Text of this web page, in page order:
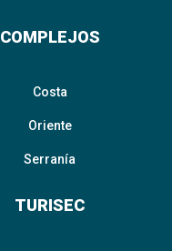
COMPLEJOS
Costa
Oriente
Serranía
TURISEC